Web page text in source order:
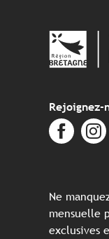
Rejoignez-
Ne
mensuelle
exclusives